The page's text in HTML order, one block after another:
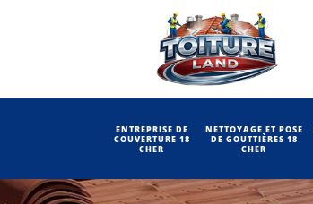
ENTREPRISE DE
COUVERTURE 18
CHER
NETTOYAGE ET POSE
DE GOUTTIÈRES 18
CHER